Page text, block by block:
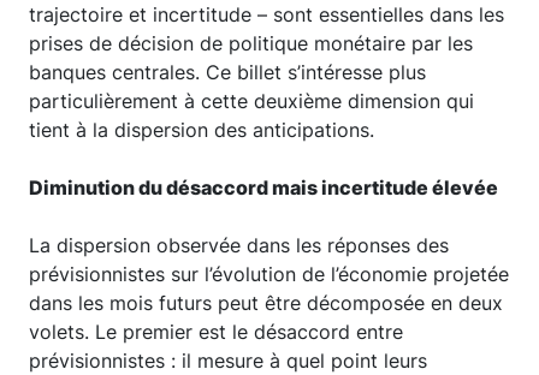
trajectoire et incertitude – sont essentielles dans les
prises de décision de politique monétaire par les
banques centrales. Ce billet s’intéresse plus
particulièrement à cette deuxième dimension qui
tient à la dispersion des anticipations.
Diminution du désaccord mais incertitude élevée
La dispersion observée dans les réponses des
prévisionnistes sur l’évolution de l’économie projetée
dans les mois futurs peut être décomposée en deux
volets. Le premier est le désaccord entre
prévisionnistes : il mesure à quel point leurs